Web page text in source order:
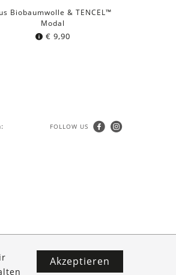
Biobaumwolle & TENCEL™
Modal
€ 9,90
FOLLOW US
Akzeptieren